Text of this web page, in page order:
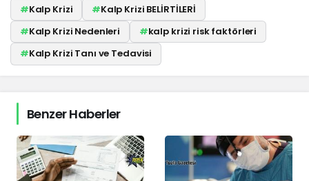
#Kalp Krizi #Kalp Krizi BELİRTİLERİ
#Kalp Krizi Nedenleri #kalp krizi risk faktörleri
#Kalp Krizi Tanı ve Tedavisi
Benzer Haberler